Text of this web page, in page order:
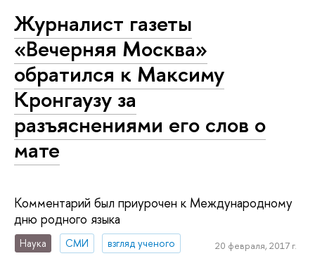
Журналист газеты
«Вечерняя Москва»
обратился к Максиму
Кронгаузу за
разъяснениями его слов о
мате
Комментарий был приурочен к Международному
дню родного языка
Наука СМИ взгляд ученого 20 февраля, 2017 г.